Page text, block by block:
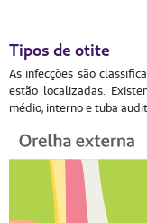
Tipos de otite
As infecções são
estão localizadas.
médio, interno e tuba